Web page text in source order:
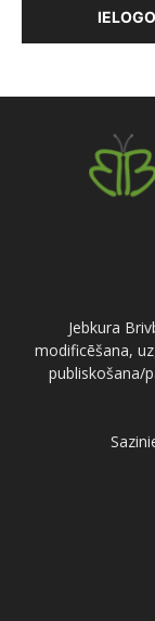
Jebkura
modificēšana,
publiskošana/